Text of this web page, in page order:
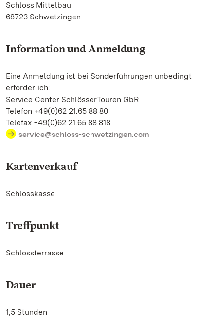
Schloss Mittelbau
68723 Schwetzingen
Information und Anmeldung
Eine Anmeldung ist bei Sonderführungen unbedingt
erforderlich:
Service Center SchlösserTouren GbR
Telefon +49(0)62 21.65 88 80
Telefax +49(0)62 21.65 88 818
service@schloss-schwetzingen.com
Kartenverkauf
Schlosskasse
Treffpunkt
Schlossterrasse
Dauer
1,5 Stunden